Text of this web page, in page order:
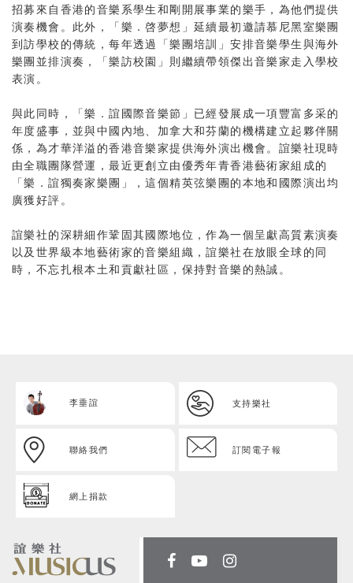
招募來自香港的音樂系學生和剛開展事業的樂手，為他們提供
演奏機會。此外，「樂．啓夢想」延續最初邀請慕尼黑室樂團
到訪學校的傳統，每年透過「樂團培訓」安排音樂學生與海外
樂團並排演奏，「樂訪校園」則繼續帶領傑出音樂家走入學校
表演。
與此同時，「樂．誼國際音樂節」已經發展成一項豐富多采的
年度盛事，並與中國內地、加拿大和芬蘭的機構建立起夥伴關
係，為才華洋溢的香港音樂家提供海外演出機會。誼樂社現時
由全職團隊營運，最近更創立由優秀年青香港藝術家組成的
「樂．誼獨奏家樂團」，這個精英弦樂團的本地和國際演出均
廣獲好評。
誼樂社的深耕細作鞏固其國際地位，作為一個呈獻高質素演奏
以及世界級本地藝術家的音樂組織，誼樂社在放眼全球的同
時，不忘扎根本土和貢獻社區，保持對音樂的熱誠。
李垂誼 支持樂社
聯絡我們 訂閱電子報
網上捐款